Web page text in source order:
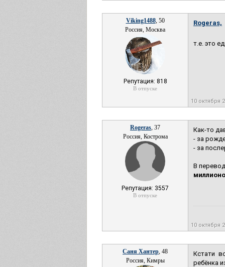
Viking1488, 50
Россия, Москва
Репутация: 818
В отпуске
Rogeras,
т.е. это
10 октября
Rogeras, 37
Россия, Кострома
Репутация: 3557
В отпуске
Как-то
- за
- за
В
10 октября
Саня Хантер, 48
Россия, Кимры
Кстати
ребёнка